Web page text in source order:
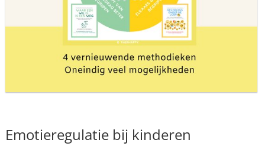
Emotieregulatie bij kinderen